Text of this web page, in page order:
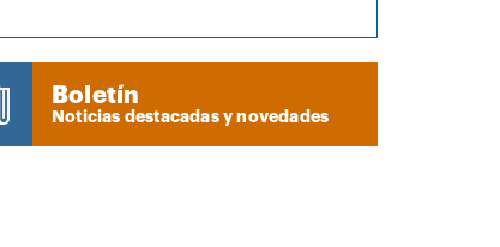
Boletín
Noticias destacadas y novedades